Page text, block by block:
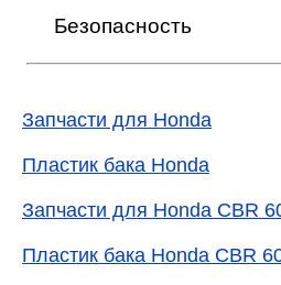
Безопасность
Запчасти для Honda
Пластик бака Honda
Запчасти для Honda CBR
Пластик бака Honda CBR